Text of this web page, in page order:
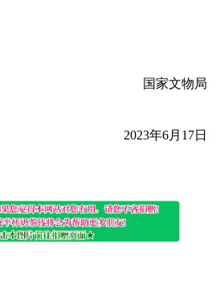
国家文物局
2023年6月17日